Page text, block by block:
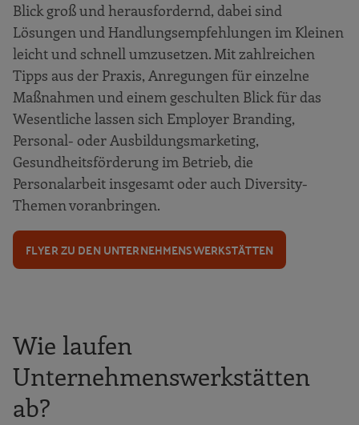
Blick groß und herausfordernd, dabei sind
Lösungen und Handlungsempfehlungen im Kleinen
leicht und schnell umzusetzen. Mit zahlreichen
Tipps aus der Praxis, Anregungen für einzelne
Maßnahmen und einem geschulten Blick für das
Wesentliche lassen sich Employer Branding,
Personal- oder Ausbildungsmarketing,
Gesundheitsförderung im Betrieb, die
Personalarbeit insgesamt oder auch Diversity-
Themen voranbringen.
FLYER ZU DEN UNTERNEHMENSWERKSTÄTTEN
Wie laufen
Unternehmenswerkstätten
ab?